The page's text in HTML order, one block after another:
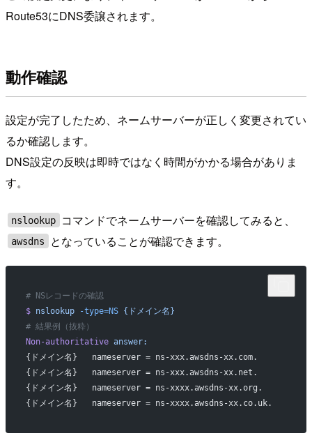
Route53にDNS委譲されます。
動作確認
設定が完了したため、ネームサーバーが正しく変更されてい
るか確認します。
DNS設定の反映は即時ではなく時間がかかる場合がありま
す。
nslookup コマンドでネームサーバーを確認してみると、
awsdns となっていることが確認できます。
# NSレコードの確認
$ nslookup -type=NS {ドメイン名}
# 結果例（抜粋）
Non-authoritative answer:
{ドメイン名}   nameserver = ns-xxx.awsdns-xx.com.
{ドメイン名}   nameserver = ns-xxx.awsdns-xx.net.
{ドメイン名}   nameserver = ns-xxxx.awsdns-xx.org.
{ドメイン名}   nameserver = ns-xxxx.awsdns-xx.co.uk.